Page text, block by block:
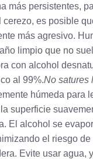
más persistentes,
cerezo, es posible
más agresivo.
limpio que no
con alcohol
al 99%.No satures
húmeda para
superficie
El alcohol se
el riesgo
Evite usar agua,